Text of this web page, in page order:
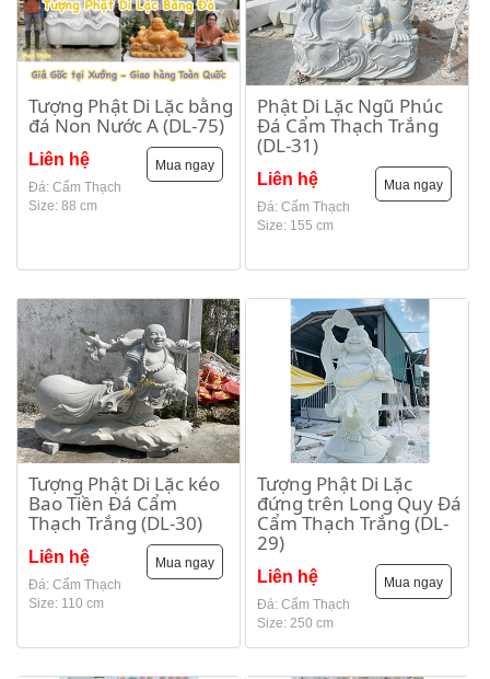
Tượng Phật Di Lặc bằng
đá Non Nước A (DL-75)
Liên hệ
Đá: Cẩm Thạch
Size: 88 cm
Mua ngay
Phật Di Lặc Ngũ Phúc
Đá Cẩm Thạch Trắng
(DL-31)
Liên hệ
Đá: Cẩm Thạch
Size: 155 cm
Mua ngay
Tượng Phật Di Lặc kéo
Bao Tiền Đá Cẩm
Thạch Trắng (DL-30)
Liên hệ
Đá: Cẩm Thạch
Size: 110 cm
Mua ngay
Tượng Phật Di Lặc
đứng trên Long Quy Đá
Cẩm Thạch Trắng (DL-
29)
Liên hệ
Đá: Cẩm Thạch
Size: 250 cm
Mua ngay